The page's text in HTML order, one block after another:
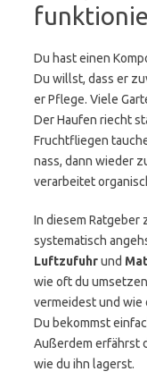
Du hast einen
Du willst, dass er
er Pflege. Viele
Der Haufen riecht
Fruchtfliegen
nass, dann wieder
verarbeitet
In diesem Ratgeber
systematisch
Luftzufuhrund
wie oft du
vermeidest und wie
Du bekommst
Außerdem erfährst
wie du ihn lagerst.